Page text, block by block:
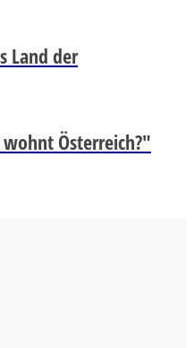
Land der
Österreich?"